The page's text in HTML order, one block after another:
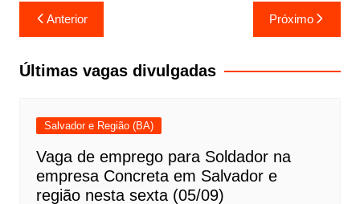
Navegação
de
Post
Anterior Próximo
Últimas vagas divulgadas
Salvador e Região (BA)
Vaga de emprego para Soldador na
empresa Concreta em Salvador e
região nesta sexta (05/09)